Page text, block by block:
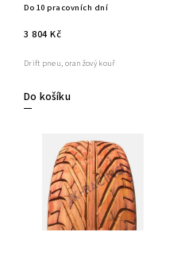
Do 10 pracovních dní
3 804 Kč
Do košíku
Drift pneu, oranžový kouř